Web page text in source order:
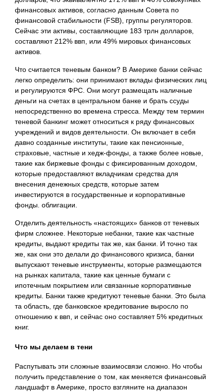
финансовых активов, согласно данным Совета по
финансовой стабильности (FSB), группы регуляторов.
Сейчас эти активы, составляющие 183 трлн долларов,
составляют 212% ввп, или 49% мировых финансовых
активов.
Что считается теневым банком? В Америке банки сейчас
легко определить: они принимают вклады физических лиц
и регулируются ФРС. Они могут размещать наличные
деньги на счетах в центральном банке и брать ссуды
непосредственно во времена стресса. Между тем термин
теневой банкинг может относиться к ряду финансовых
учреждений и видов деятельности. Он включает в себя
давно созданные институты, такие как пенсионные,
страховые, частные и хедж-фонды, а также более новые,
такие как биржевые фонды с фиксированным доходом,
которые предоставляют вкладчикам средства для
внесения денежных средств, которые затем
инвестируются в государственные и корпоративные
фонды. облигации.
Отделить деятельность «настоящих» банков от теневых
фирм сложнее. Некоторые небанки, такие как частные
кредиты, выдают кредиты так же, как банки. И точно так
же, как они это делали до финансового кризиса, банки
выпускают теневые инструменты, которые размещаются
на рынках капитала, такие как ценные бумаги с
ипотечным покрытием или связанные корпоративные
кредиты. Банки также кредитуют теневые банки. Это была
та область, где банковское кредитование выросло по
отношению к ввп, и сейчас оно составляет 5% кредитных
книг.
Что мы делаем в тени
Распутывать эти сложные взаимосвязи сложно. Но чтобы
получить представление о том, как меняется финансовый
ландшафт в Америке, просто взгляните на диапазон